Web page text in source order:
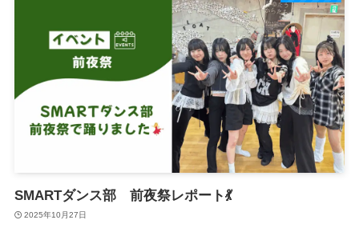
SMARTダンス部 前夜祭レポート💃
2025年10月27日